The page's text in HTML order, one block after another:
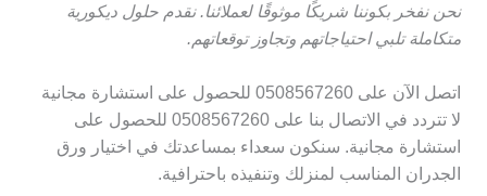
نحن نفخر بكوننا شريكًا موثوقًا لعملائنا. نقدم حلول ديكورية
متكاملة تلبي احتياجاتهم وتجاوز توقعاتهم.
اتصل الآن على 0508567260 للحصول على استشارة مجانية
لا تتردد في الاتصال بنا على 0508567260 للحصول على
استشارة مجانية. سنكون سعداء بمساعدتك في اختيار ورق
الجدران المناسب لمنزلك وتنفيذه باحترافية.